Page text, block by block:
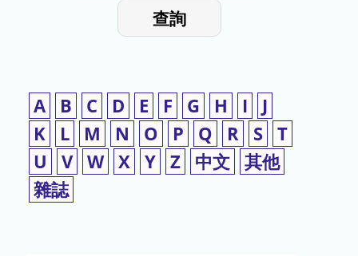
查詢
A B C D E F G H I
J
K
L M N O P Q R S T
U
V W X Y Z 中文 其他
雜誌